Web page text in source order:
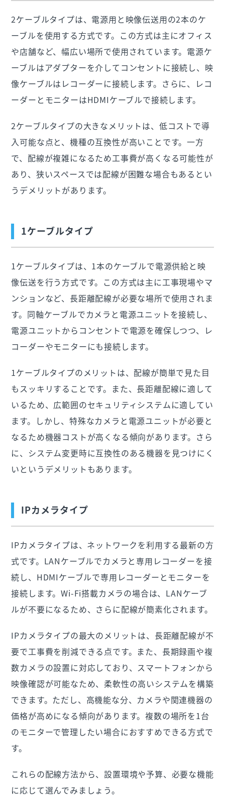
2ケーブルタイプは、電源用と映像伝送用の2本のケ
ーブルを使用する方式です。この方式は主にオフィス
や店舗など、幅広い場所で使用されています。電源ケ
ーブルはアダプターを介してコンセントに接続し、映
像ケーブルはレコーダーに接続します。さらに、レコ
ーダーとモニターはHDMIケーブルで接続します。
2ケーブルタイプの大きなメリットは、低コストで導
入可能な点と、機種の互換性が高いことです。一方
で、配線が複雑になるため工事費が高くなる可能性が
あり、狭いスペースでは配線が困難な場合もあるとい
うデメリットがあります。
1ケーブルタイプ
1ケーブルタイプは、1本のケーブルで電源供給と映
像伝送を行う方式です。この方式は主に工事現場やマ
ンションなど、長距離配線が必要な場所で使用されま
す。同軸ケーブルでカメラと電源ユニットを接続し、
電源ユニットからコンセントで電源を確保しつつ、レ
コーダーやモニターにも接続します。
1ケーブルタイプのメリットは、配線が簡単で見た目
もスッキリすることです。また、長距離配線に適して
いるため、広範囲のセキュリティシステムに適してい
ます。しかし、特殊なカメラと電源ユニットが必要と
なるため機器コストが高くなる傾向があります。さら
に、システム変更時に互換性のある機器を見つけにく
いというデメリットもあります。
IPカメラタイプ
IPカメラタイプは、ネットワークを利用する最新の方
式です。LANケーブルでカメラと専用レコーダーを接
続し、HDMIケーブルで専用レコーダーとモニターを
接続します。Wi-Fi搭載カメラの場合は、LANケーブ
ルが不要になるため、さらに配線が簡素化されます。
IPカメラタイプの最大のメリットは、長距離配線が不
要で工事費を削減できる点です。また、長期録画や複
数カメラの設置に対応しており、スマートフォンから
映像確認が可能なため、柔軟性の高いシステムを構築
できます。ただし、高機能な分、カメラや関連機器の
価格が高めになる傾向があります。複数の場所を1台
のモニターで管理したい場合におすすめできる方式で
す。
これらの配線方法から、設置環境や予算、必要な機能
に応じて選んでみましょう。